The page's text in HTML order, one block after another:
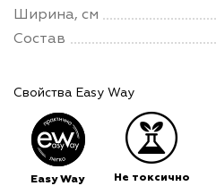
Ширина, см
Состав
Свойства Easy Way
Easy Way Не токсично